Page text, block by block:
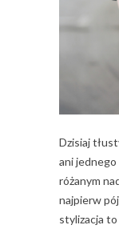
Dzisiaj
ani jednego
różanym
najpierw
stylizacja